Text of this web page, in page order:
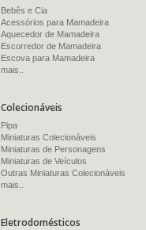
Bebês e Cia
Acessórios para Mamadeira
Aquecedor de Mamadeira
Escorredor de Mamadeira
Escova para Mamadeira
mais..
Colecionáveis
Pipa
Miniaturas Colecionáveis
Miniaturas de Personagens
Miniaturas de Veículos
Outras Miniaturas Colecionáveis
mais..
Eletrodomésticos